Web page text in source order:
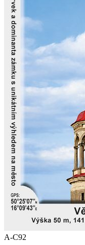
A-C92